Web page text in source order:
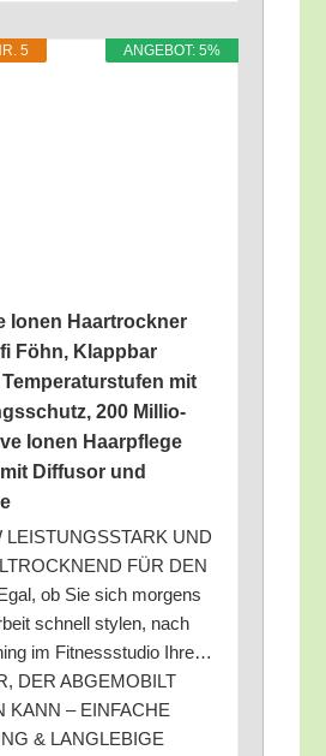
ANGE­BOT: 5%
5
Ionen Haar­trock­ner
Föhn, Klapp­bar
mit
200 Mil­lio­
Ionen Haar­pfle­ge
Dif­fu­sor und
LEISTUNGSSTARK UND
FÜR DEN
ob Sie sich mor­gens
schnell sty­len, nach
im Fit­ness­stu­dio Ihre…
DER ABGEMOBILT
KANN – EINFACHE
& LANGLEBIGE